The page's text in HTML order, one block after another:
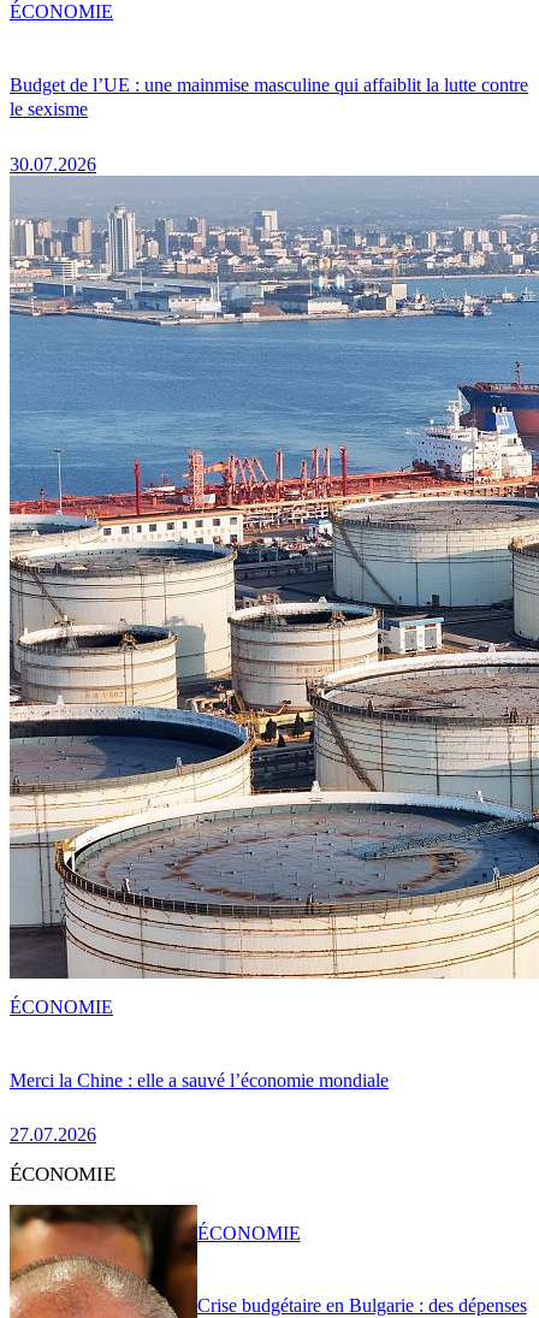
Budget de l’UE : une mainmise masculine qui affaiblit la lutte contre
le sexisme
30.07.2026
ÉCONOMIE
Merci la Chine : elle a sauvé l’économie mondiale
27.07.2026
ÉCONOMIE
ÉCONOMIE
Crise budgétaire en Bulgarie : des dépenses
ÉCONOMIE